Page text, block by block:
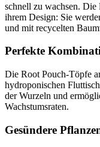
schnell zu wachsen.
ihrem Design: Sie
und mit recycelten
Perfekte
Die Root Pouch-Töpfe
hydroponischen
der Wurzeln und
Wachstumsraten.
Gesündere